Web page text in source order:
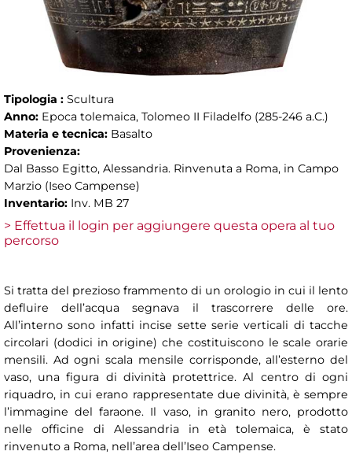
Tipologia : Scultura
Anno: Epoca tolemaica, Tolomeo II Filadelfo (285-246 a.C.)
Materia e tecnica: Basalto
Provenienza:
Dal Basso Egitto, Alessandria. Rinvenuta a Roma, in Campo
Marzio (Iseo Campense)
Inventario: Inv. MB 27
> Effettua il login per aggiungere questa opera al tuo
percorso
Si tratta del prezioso frammento di un orologio in cui il lento
defluire dell’acqua segnava il trascorrere delle ore.
All’interno sono infatti incise sette serie verticali di tacche
circolari (dodici in origine) che costituiscono le scale orarie
mensili. Ad ogni scala mensile corrisponde, all’esterno del
vaso, una figura di divinità protettrice. Al centro di ogni
riquadro, in cui erano rappresentate due divinità, è sempre
l’immagine del faraone. Il vaso, in granito nero, prodotto
nelle officine di Alessandria in età tolemaica, è stato
rinvenuto a Roma, nell’area dell’Iseo Campense.